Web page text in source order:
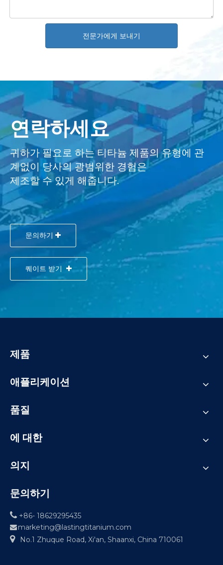
전문가에게 보내기
연락하세요
귀하가 필요로 하는 티타늄 제품의 유형에 관
계없이 당사의 광범위한 경험은
제조할 수 있게 해줍니다.
문의하기
퀘이트 받기
제품
애플리케이션
품질
에 대한
의지
문의하기
 +86- 18629295435
 marketing@lastingtitanium.com

No.1 Zhuque Road, Xi'an, Shaanxi, China 710061